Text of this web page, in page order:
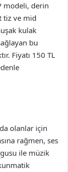
modeli, derin
tiz ve mid
kulak
bu
Fiyatı 150 TL
olanlar için
rağmen, ses
ile müzik